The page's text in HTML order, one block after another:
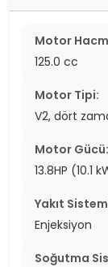
Motor
125.0 cc
Motor Tipi:
V2, dört
Motor Gücü:
13.8HP (10.1
Yakıt
Enjeksiyon
Soğutma